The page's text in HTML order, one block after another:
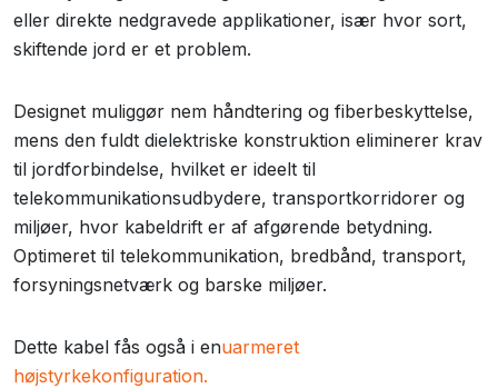
eller direkte nedgravede applikationer, især hvor sort,
skiftende jord er et problem.
Designet muliggør nem håndtering og fiberbeskyttelse,
mens den fuldt dielektriske konstruktion eliminerer krav
til jordforbindelse, hvilket er ideelt til
telekommunikationsudbydere, transportkorridorer og
miljøer, hvor kabeldrift er af afgørende betydning.
Optimeret til telekommunikation, bredbånd, transport,
forsyningsnetværk og barske miljøer.
Dette kabel fås også i enuarmeret
højstyrkekonfiguration.